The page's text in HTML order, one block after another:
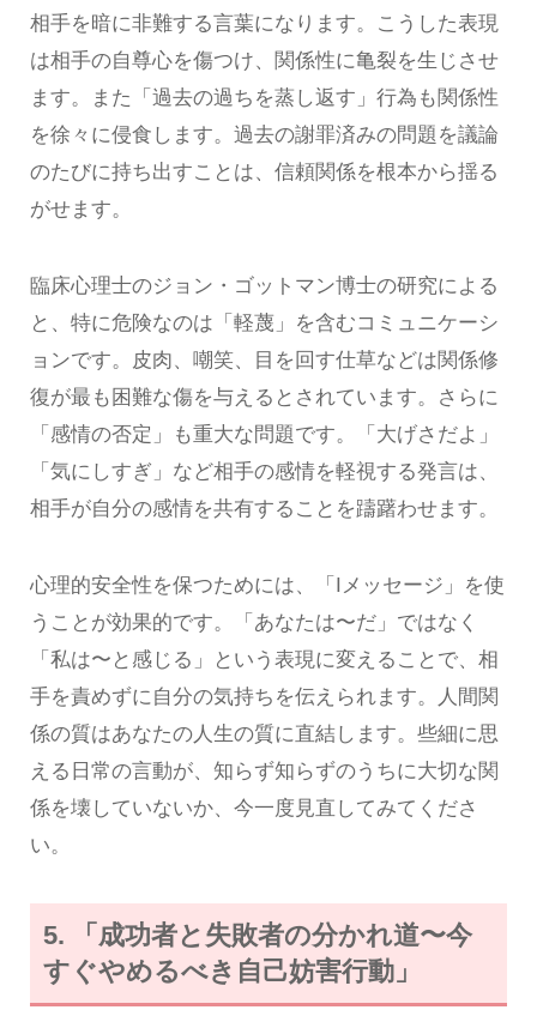
相手を暗に非難する言葉になります。こうした表現
は相手の自尊心を傷つけ、関係性に亀裂を生じさせ
ます。また「過去の過ちを蒸し返す」行為も関係性
を徐々に侵食します。過去の謝罪済みの問題を議論
のたびに持ち出すことは、信頼関係を根本から揺る
がせます。
臨床心理士のジョン・ゴットマン博士の研究による
と、特に危険なのは「軽蔑」を含むコミュニケーシ
ョンです。皮肉、嘲笑、目を回す仕草などは関係修
復が最も困難な傷を与えるとされています。さらに
「感情の否定」も重大な問題です。「大げさだよ」
「気にしすぎ」など相手の感情を軽視する発言は、
相手が自分の感情を共有することを躊躇わせます。
心理的安全性を保つためには、「Iメッセージ」を使
うことが効果的です。「あなたは〜だ」ではなく
「私は〜と感じる」という表現に変えることで、相
手を責めずに自分の気持ちを伝えられます。人間関
係の質はあなたの人生の質に直結します。些細に思
える日常の言動が、知らず知らずのうちに大切な関
係を壊していないか、今一度見直してみてくださ
い。
5. 「成功者と失敗者の分かれ道〜今
すぐやめるべき自己妨害行動」